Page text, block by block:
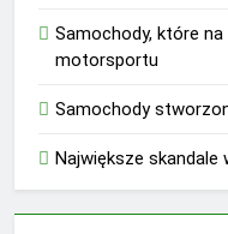
Samochody, które
motorsportu
Samochody
Największe